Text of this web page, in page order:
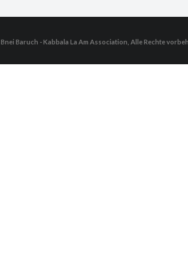
Bnei Baruch - Kabbala La Am Association, Alle Rechte